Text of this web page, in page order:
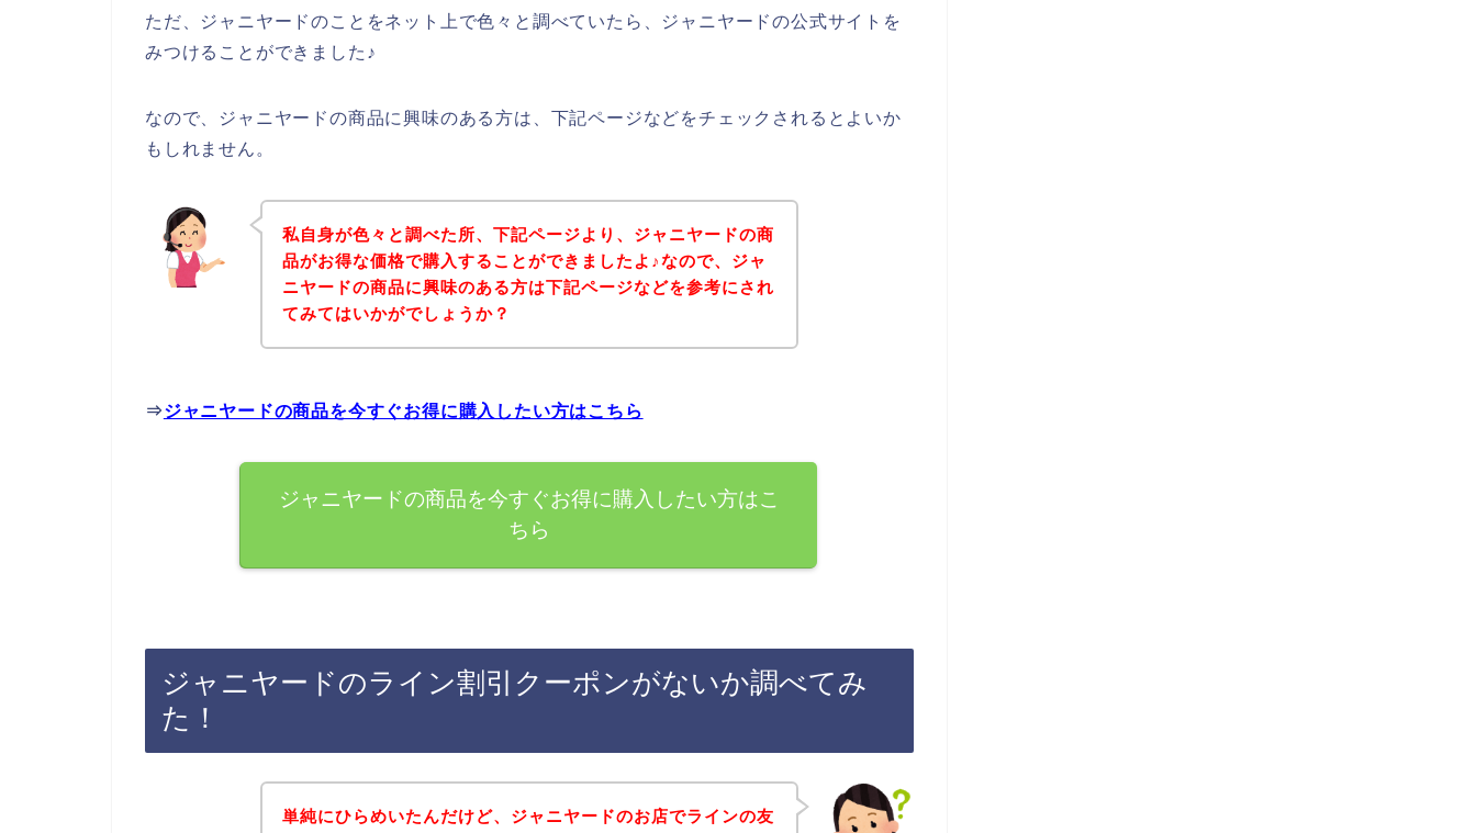
ただ、ジャニヤードのことをネット上で色々と調べていたら、ジャニヤードの公式サイトを
みつけることができました♪
なので、ジャニヤードの商品に興味のある方は、下記ページなどをチェックされるとよいか
もしれません。
私自身が色々と調べた所、下記ページより、ジャニヤードの商
品がお得な価格で購入することができましたよ♪なので、ジャ
ニヤードの商品に興味のある方は下記ページなどを参考にされ
てみてはいかがでしょうか？
⇒ジャニヤードの商品を今すぐお得に購入したい方はこちら
ジャニヤードの商品を今すぐお得に購入したい方はこ
ちら
ジャニヤードのライン割引クーポンがないか調べてみ
た！
単純にひらめいたんだけど、ジャニヤードのお店でラインの友